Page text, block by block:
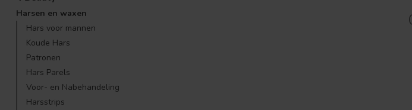
Harsen en waxen
Hars voor mannen
Koude Hars
Patronen
Hars Parels
Voor- en Nabehandeling
Harsstrips